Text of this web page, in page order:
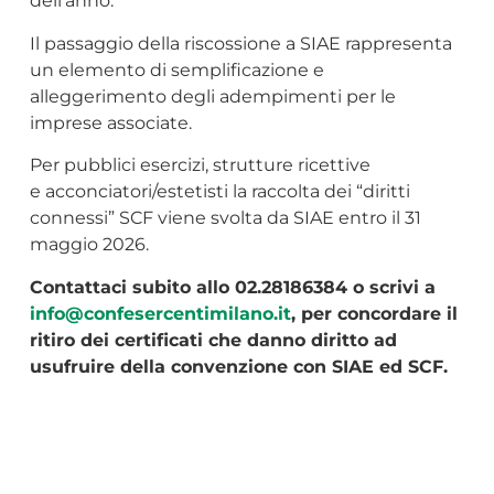
Il passaggio della riscossione a SIAE rappresenta
un elemento di semplificazione e
alleggerimento degli adempimenti per le
imprese associate.
Per pubblici esercizi, strutture ricettive
e acconciatori/estetisti la raccolta dei “diritti
connessi” SCF viene svolta da SIAE entro il 31
maggio 2026.
Contattaci subito allo 02.28186384 o scrivi a
info@confesercentimilano.it, per concordare il
ritiro dei certificati che danno diritto ad
usufruire della convenzione con SIAE ed SCF.